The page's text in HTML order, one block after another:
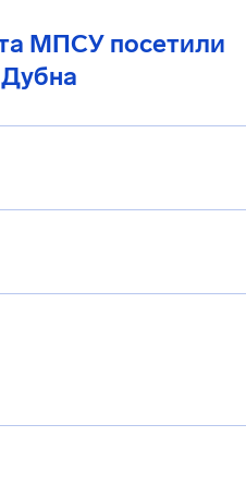
МПСУ посетили